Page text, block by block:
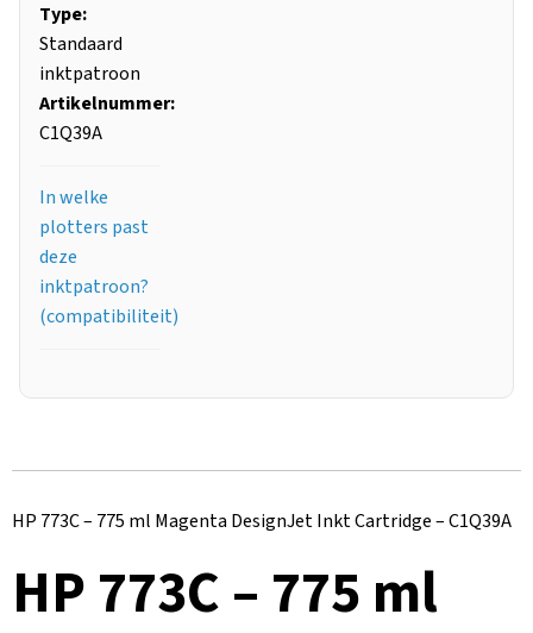
Type:
Standaard
inktpatroon
Artikelnummer:
C1Q39A
In welke
plotters past
deze
inktpatroon?
(compatibiliteit)
HP 773C – 775 ml Magenta DesignJet Inkt Cartridge – C1Q39A
HP 773C – 775 ml